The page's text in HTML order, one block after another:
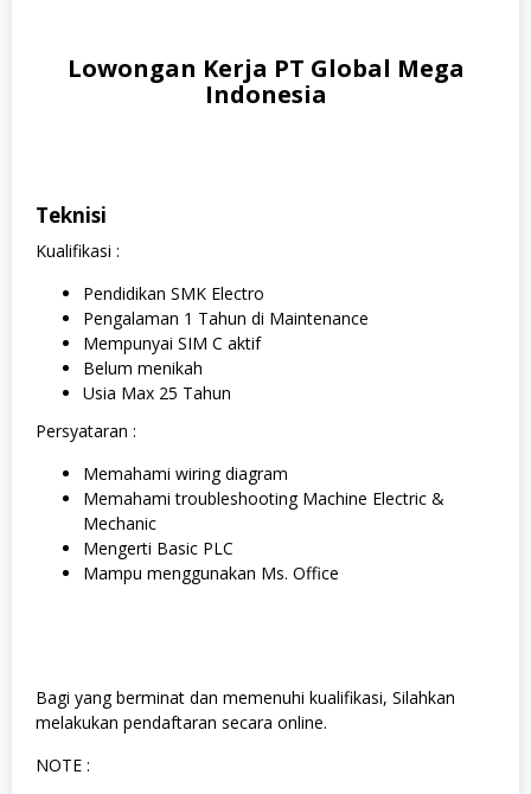
Lowongan Kerja PT Global Mega
Indonesia
Teknisi
Kualifikasi :
Pendidikan SMK Electro
Pengalaman 1 Tahun di Maintenance
Mempunyai SIM C aktif
Belum menikah
Usia Max 25 Tahun
Persyataran :
Memahami wiring diagram
Memahami troubleshooting Machine Electric &
Mechanic
Mengerti Basic PLC
Mampu menggunakan Ms. Office
Bagi yang berminat dan memenuhi kualifikasi, Silahkan
melakukan pendaftaran secara online.
NOTE :